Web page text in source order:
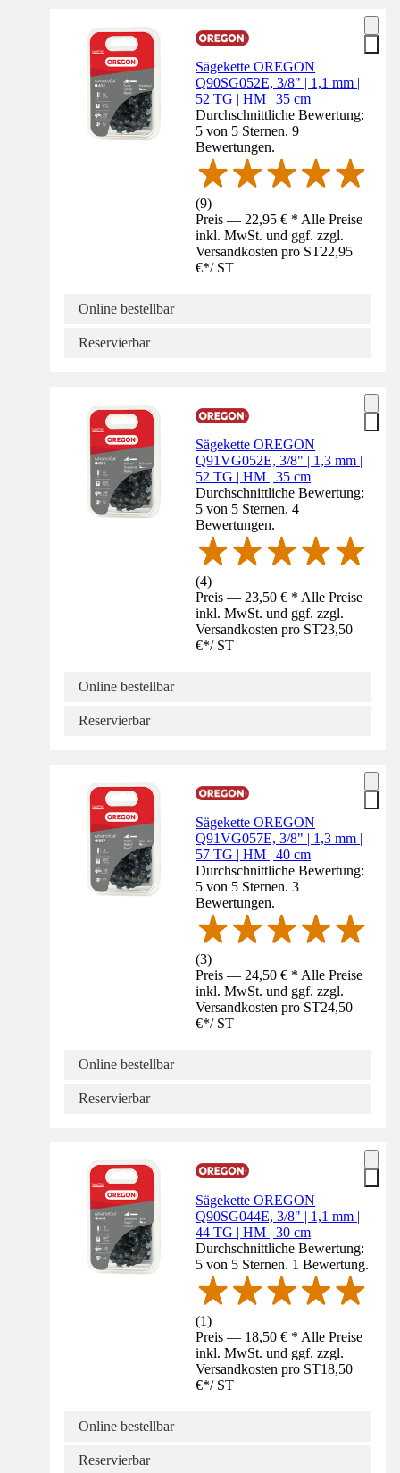
Sägekette OREGON
Q90SG052E, 3/8" | 1,1 mm |
52 TG | HM | 35 cm
Durchschnittliche Bewertung:
5 von 5 Sternen. 9
Bewertungen.
(9)
Preis — 22,95 € * Alle Preise
inkl. MwSt. und ggf. zzgl.
Versandkosten pro ST22,95
€*/ ST
Online bestellbar
Reservierbar
Sägekette OREGON
Q91VG052E, 3/8" | 1,3 mm |
52 TG | HM | 35 cm
Durchschnittliche Bewertung:
5 von 5 Sternen. 4
Bewertungen.
(4)
Preis — 23,50 € * Alle Preise
inkl. MwSt. und ggf. zzgl.
Versandkosten pro ST23,50
€*/ ST
Online bestellbar
Reservierbar
Sägekette OREGON
Q91VG057E, 3/8" | 1,3 mm |
57 TG | HM | 40 cm
Durchschnittliche Bewertung:
5 von 5 Sternen. 3
Bewertungen.
(3)
Preis — 24,50 € * Alle Preise
inkl. MwSt. und ggf. zzgl.
Versandkosten pro ST24,50
€*/ ST
Online bestellbar
Reservierbar
Sägekette OREGON
Q90SG044E, 3/8" | 1,1 mm |
44 TG | HM | 30 cm
Durchschnittliche Bewertung:
5 von 5 Sternen. 1 Bewertung.
(1)
Preis — 18,50 € * Alle Preise
inkl. MwSt. und ggf. zzgl.
Versandkosten pro ST18,50
€*/ ST
Online bestellbar
Reservierbar